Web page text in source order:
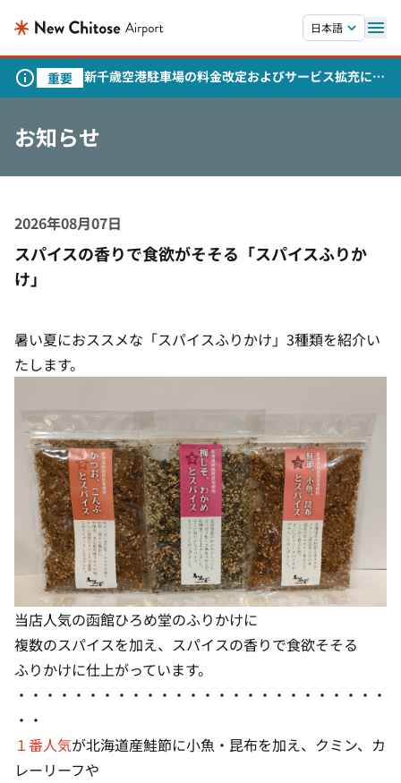
日本語
重要
新千歳空港駐車場の料金改定およびサービス拡充につ
いて
お知らせ
2026年08月07日
スパイスの香りで食欲がそそる「スパイスふりか
け」
暑い夏におススメな「スパイスふりかけ」3種類を紹介い
たします。
当店人気の函館ひろめ堂のふりかけに
複数のスパイスを加え、スパイスの香りで食欲そそる
ふりかけに仕上がっています。
・・・・・・・・・・・・・・・・・・・・・・・・・・
・・
１番人気が北海道産鮭節に小魚・昆布を加え、クミン、カ
レーリーフや